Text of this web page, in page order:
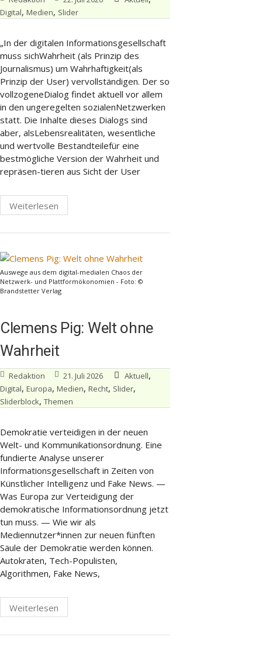
Digital, Medien, Slider
„In der digitalen Informationsgesellschaft
muss sichWahrheit (als Prinzip des
Journalismus) um Wahrhaftigkeit(als
Prinzip der User) vervollständigen. Der so
vollzogeneDialog findet aktuell vor allem
in den ungeregelten sozialenNetzwerken
statt. Die Inhalte dieses Dialogs sind
aber, alsLebensrealitäten, wesentliche
und wertvolle Bestandteilefür eine
bestmögliche Version der Wahrheit und
repräsen-tieren aus Sicht der User
Weiterlesen
Auswege aus dem digital-medialen Chaos der
Netzwerk- und Plattformökonomien - Foto: ©
Brandstetter Verlag
Clemens Pig: Welt ohne
Wahrheit
Redaktion 21. Juli 2026 Aktuell,
Digital, Europa, Medien, Recht, Slider,
Sliderblock, Themen
Demokratie verteidigen in der neuen
Welt- und Kommunikationsordnung. Eine
fundierte Analyse unserer
Informationsgesellschaft in Zeiten von
Künstlicher Intelligenz und Fake News. —
Was Europa zur Verteidigung der
demokratische Informationsordnung jetzt
tun muss. — Wie wir als
Mediennutzer*innen zur neuen fünften
Säule der Demokratie werden können.
Autokraten, Tech-Populisten,
Algorithmen, Fake News,
Weiterlesen